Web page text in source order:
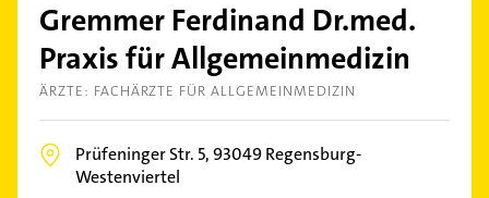
Gremmer Ferdinand Dr.med.
Praxis für Allgemeinmedizin
ÄRZTE: FACHÄRZTE FÜR ALLGEMEINMEDIZIN
Prüfeninger Str. 5,93049Regensburg-
Westenviertel